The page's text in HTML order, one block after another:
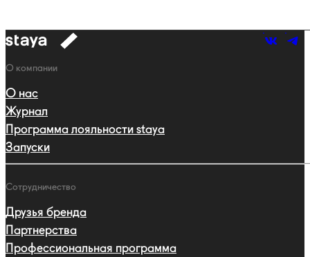
к
Навигация
О компании
О нас
Журнал
Программа лояльности staya
Запуски
Сотрудничество
Друзья бренда
Партнерства
Профессиональная программа